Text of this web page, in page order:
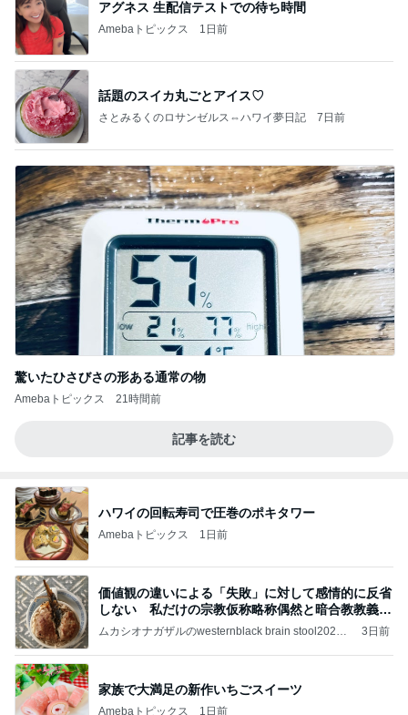
アグネス 生配信テストでの待ち時間
Amebaトピックス 1日前
話題のスイカ丸ごとアイス♡
さとみるくのロサンゼルス⇔ハワイ夢日記 7日前
驚いたひさびさの形ある通常の物
Amebaトピックス 21時間前
記事を読む
ハワイの回転寿司で圧巻のポキタワー
Amebaトピックス 1日前
価値観の違いによる「失敗」に対して感情的に反省
しない 私だけの宗教仮称略称偶然と暗合教教義候
補
ムカシオナガザルのwesternblack brain stool2024
ガザル
3日前
家族で大満足の新作いちごスイーツ
Amebaトピックス 1日前